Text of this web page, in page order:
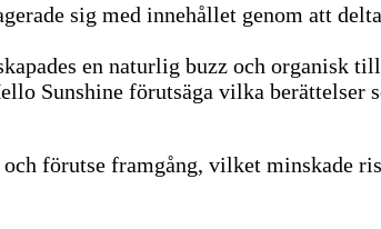
sig med innehållet genom att
en naturlig buzz och organisk
Sunshine förutsäga vilka berättelser
förutse framgång, vilket minskade